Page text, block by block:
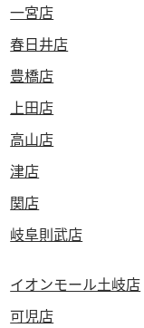
一宮店
春日井店
豊橋店
上田店
高山店
津店
関店
岐阜則武店
イオンモール土岐店
可児店